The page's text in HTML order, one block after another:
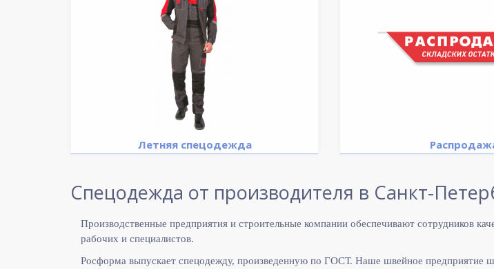
Летняя спецодежда
Спецодежда от производителя в Санкт-
Производственные предприятия и строительные компании обеспечивают сотрудников
рабочих и специалистов.
Росформа выпускает спецодежду, произведенную по ГОСТ. Наше швейное предприятие